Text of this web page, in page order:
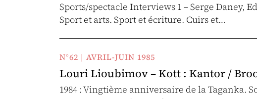
Sports/spectacle Interviews 1 – Serge Daney,
Sport et arts. Sport et écriture. Cuirs et…
N°62 | AVRIL-JUIN 1985
Louri Lioubimov – Kott : Kantor /
1984 : Vingtième anniversaire de la Taganka.